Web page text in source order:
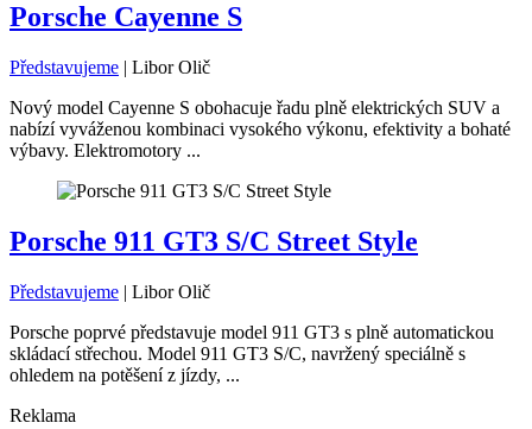
Porsche Cayenne S
Představujeme | Libor Olič
Nový model Cayenne S obohacuje řadu plně elektrických SUV a
nabízí vyváženou kombinaci vysokého výkonu, efektivity a bohaté
výbavy. Elektromotory ...
Porsche 911 GT3 S/C Street Style
Představujeme | Libor Olič
Porsche poprvé představuje model 911 GT3 s plně automatickou
skládací střechou. Model 911 GT3 S/C, navržený speciálně s
ohledem na potěšení z jízdy, ...
Reklama